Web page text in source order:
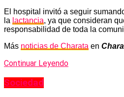
El hospital invitó a seguir
la lactancia, ya que consideran
responsabilidad de toda la
Más noticias de Charata en
Continuar Leyendo
Sociedad